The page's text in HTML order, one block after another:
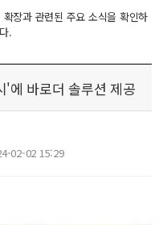
장과 관련된 주요 소식을 확인하
.
'에 바로더 솔루션 제공
02-02 15:29